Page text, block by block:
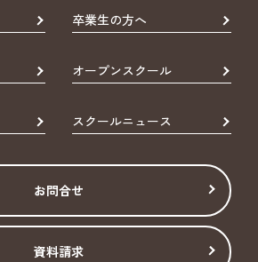
卒業生の方へ
オープンスクール
スクールニュース
お問合せ
資料請求